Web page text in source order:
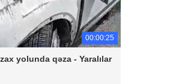
00:00:25
yolunda qəza - Yaralılar